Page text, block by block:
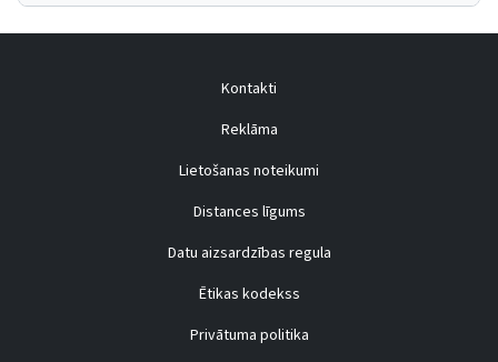
Kontakti
Reklāma
Lietošanas noteikumi
Distances līgums
Datu aizsardzības regula
Ētikas kodekss
Privātuma politika